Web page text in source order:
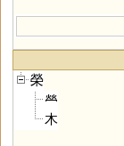
榮
𤇾
木